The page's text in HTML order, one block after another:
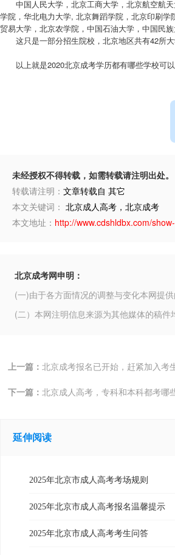
中国人民大学，北京工商大学，北京航空航天
学院，华北电力大学, 北京舞蹈学院，北京印刷
贸易大学，北京农学院，中国石油大学，中国民族
这只是一部分招生院校，北京地区共有42所大
以上就是2020北京成考学历都有哪些学校可以
未经授权不得转载，如需转载请注明出处。
转载请注明： 文章转载自 其它
本文关键词： 北京成人高考，北京成考
本文地址： http://www.cdshldbx.com/
北京成考网申明：
(一)由于各方面情况的调整与变化本网提
(二）本网注明信息来源为其他媒体的稿
上一篇： 北京成考报名已开始，赶紧加入考
下一篇： 北京成人高考，专科和本科都考哪
延伸阅读
2025年北京市成人高考考场规则
2025年北京市成人高考报名温馨提示
2025年北京市成人高考考生问答